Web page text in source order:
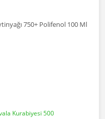
750+ Polifenol 100 Ml